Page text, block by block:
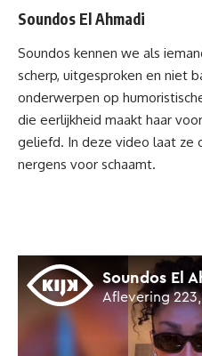
Soundos El Ahmadi
Soundos kennen we als
scherp, uitgesproken en niet
onderwerpen op
die eerlijkheid maakt haar
geliefd. In deze video laat ze
nergens voor schaamt.